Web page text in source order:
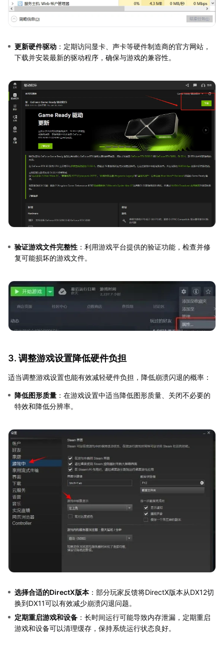
更新硬件驱动 ：定期访问显卡、声卡等硬件制造商的官方网站，
下载并安装最新的驱动程序，确保与游戏的兼容性。
验证游戏文件完整性 ：利用游戏平台提供的验证功能，检查并修
复可能损坏的游戏文件。
3. 调整游戏设置降低硬件负担
适当调整游戏设置也能有效减轻硬件负担，降低崩溃闪退的概率：
降低图形质量 ：在游戏设置中适当降低图形质量、关闭不必要的
特效和降低分辨率。
选择合适的DirectX版本：部分玩家反馈将DirectX版本从DX12切
换到DX11可以有效减少崩溃闪退问题。
定期重启游戏和设备 ：长时间运行可能导致内存泄漏，定期重启
游戏和设备可以清理缓存，保持系统运行状态良好。